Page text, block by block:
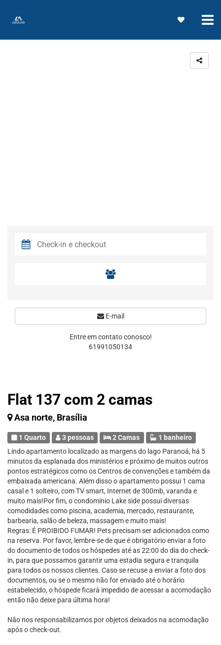
Flat 137 com 2 camas
Asa norte, Brasília
1 Quarto 3 pessoas 2 Camas
1 banheiro
Lindo apartamento localizado as margens do lago Paranoá, há 5
minutos da esplanada dos ministérios e próximo de muitos outros
pontos estratégicos como os Centros de convenções e também da
embaixada americana. Além disso o apartamento possui 1 cama
casal e 1 solteiro, com TV smart, Internet de 300mb, varanda e
muito mais!Por fim, o condomínio Lake side possui diversas
comodidades como piscina, academia, mercado, restaurante,
barbearia, salão de beleza, massagem e muito mais!
Regras: É PROIBIDO FUMAR! Pets precisam ser adicionados como
na reserva. Por favor, lembre-se de que é obrigatório enviar a foto
do documento de todos os hóspedes até as 22:00 do dia do check-
in, para que possamos garantir uma estadia segura e tranquila
para todos os nossos clientes. Caso se recuse a enviar a foto dos
documentos, ou se o mesmo não for enviado até o horário
estabelecido, o hóspede ficará impedido de acessar a acomodação
então não deixe para última hora!
Não nos responsabilizamos por objetos deixados na acomodação
após o check-out.
E-mail
Entre em contato conosco!
61991050134